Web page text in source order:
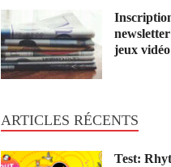
jeux vidéo
ARTICLES RÉCENTS
Test: